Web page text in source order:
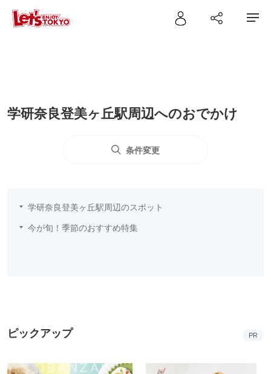
学研奈良登美ヶ丘駅周辺へのおでかけ
条件変更
学研奈良登美ヶ丘駅周辺のスポット
今が旬！季節のおすすめ特集
ピックアップ PR